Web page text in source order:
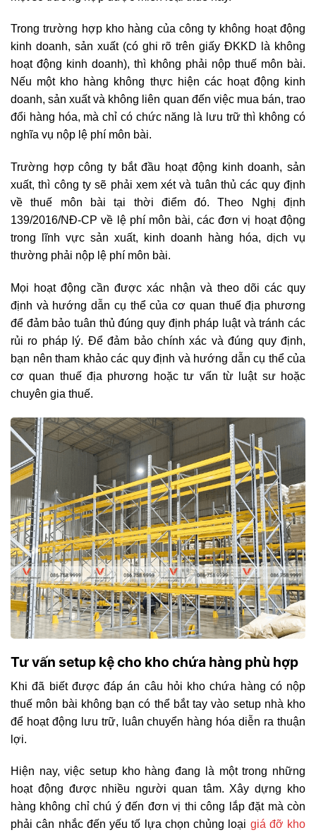
Trong trường hợp kho hàng của công ty không hoạt động
kinh doanh, sản xuất (có ghi rõ trên giấy ĐKKD là không
hoạt động kinh doanh), thì không phải nộp thuế môn bài.
Nếu một kho hàng không thực hiện các hoạt động kinh
doanh, sản xuất và không liên quan đến việc mua bán, trao
đổi hàng hóa, mà chỉ có chức năng là lưu trữ thì không có
nghĩa vụ nộp lệ phí môn bài.
Trường hợp công ty bắt đầu hoạt động kinh doanh, sản
xuất, thì công ty sẽ phải xem xét và tuân thủ các quy định
về thuế môn bài tại thời điểm đó. Theo Nghị định
139/2016/NĐ-CP về lệ phí môn bài, các đơn vị hoạt động
trong lĩnh vực sản xuất, kinh doanh hàng hóa, dịch vụ
thường phải nộp lệ phí môn bài.
Mọi hoạt động cần được xác nhận và theo dõi các quy
định và hướng dẫn cụ thể của cơ quan thuế địa phương
để đảm bảo tuân thủ đúng quy định pháp luật và tránh các
rủi ro pháp lý. Để đảm bảo chính xác và đúng quy định,
bạn nên tham khảo các quy định và hướng dẫn cụ thể của
cơ quan thuế địa phương hoặc tư vấn từ luật sư hoặc
chuyên gia thuế.
Tư vấn setup kệ cho kho chứa hàng phù hợp
Khi đã biết được đáp án câu hỏi kho chứa hàng có nộp
thuế môn bài không bạn có thể bắt tay vào setup nhà kho
để hoạt động lưu trữ, luân chuyển hàng hóa diễn ra thuận
lợi.
Hiện nay, việc setup kho hàng đang là một trong những
hoạt động được nhiều người quan tâm. Xây dựng kho
hàng không chỉ chú ý đến đơn vị thi công lắp đặt mà còn
phải cân nhắc đến yếu tố lựa chọn chủng loại giá đỡ kho